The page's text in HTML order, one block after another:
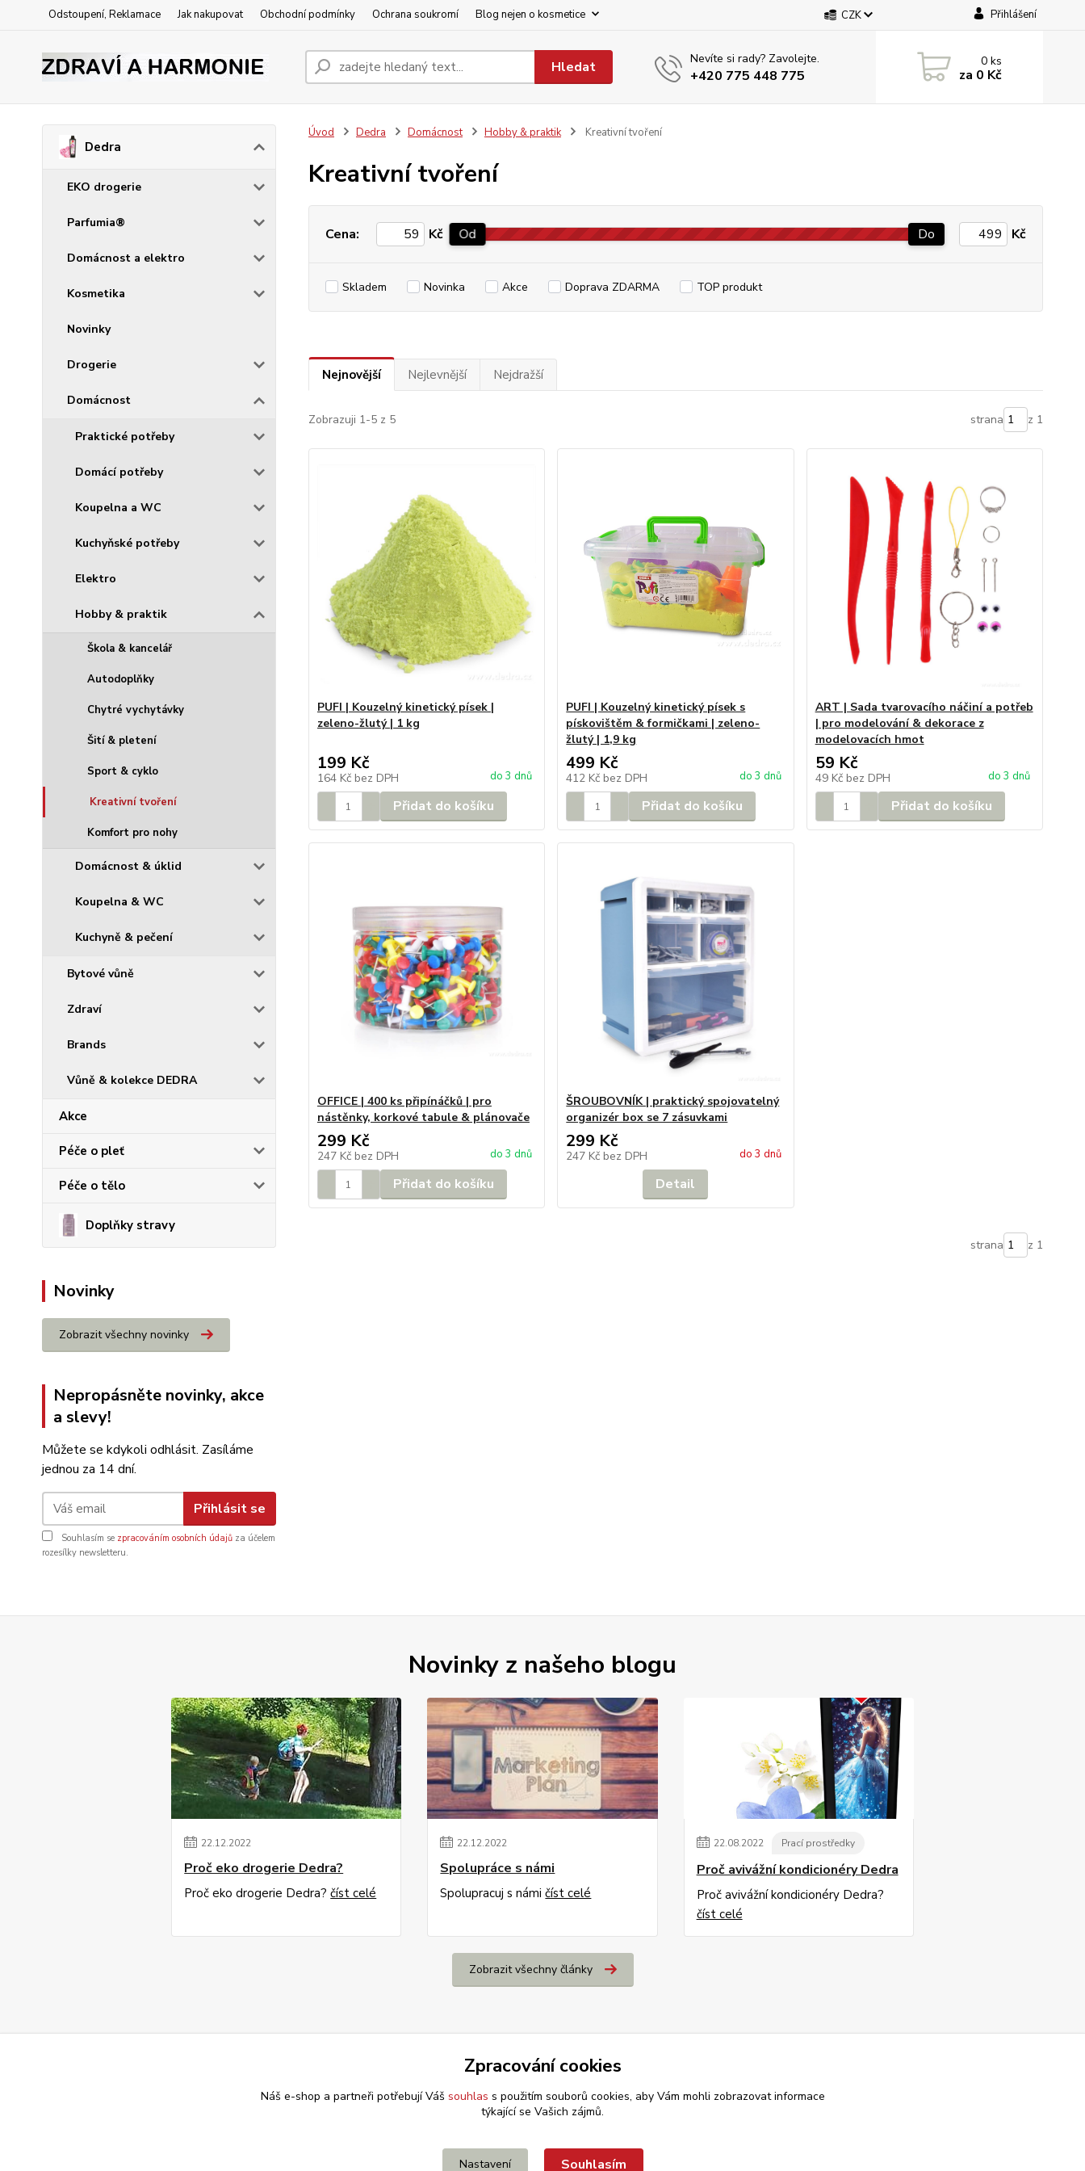
Odstoupení, Reklamace Jak nakupovat Obchodní podmínky Ochrana soukromí Blog nejen o kosmetice CZK Přihlášení
Hledat Nevíte si rady? Zavolejte.
+420 775 448 775
0ks
za 0 Kč
Dedra
EKO drogerie
Parfumia®
Domácnost a elektro
Kosmetika
Novinky
Drogerie
Domácnost
Praktické potřeby
Domácí potřeby
Koupelna a WC
Kuchyňské potřeby
Elektro
Hobby & praktik
Škola & kancelář
Autodoplňky
Chytré vychytávky
Šití & pletení
Sport & cyklo
Kreativní tvoření
Komfort pro nohy
Domácnost & úklid
Koupelna & WC
Kuchyně & pečení
Bytové vůně
Zdraví
Brands
Vůně & kolekce DEDRA
Akce
Péče o pleť
Péče o tělo
Doplňky stravy
Novinky
Zobrazit všechny novinky
Nepropásněte novinky, akce
a slevy!
Můžete se kdykoli odhlásit. Zasíláme
jednou za 14 dní.
Přihlásit se
Souhlasím se zpracováním osobních údajů za účelem
rozesílky newsletteru.
Úvod Dedra Domácnost Hobby & praktik Kreativní tvoření
Kreativní tvoření
Cena: Kč Od Do Kč
Skladem Novinka Akce Doprava ZDARMA TOP produkt
Nejnovější Nejlevnější Nejdražší
Zobrazuji 1-5 z 5 strana z 1
PUFI | Kouzelný kinetický písek |
zeleno-žlutý | 1 kg
199 Kč
164 Kč bez DPH do 3 dnů
Přidat do košíku
PUFI | Kouzelný kinetický písek s
pískovištěm & formičkami | zeleno-
žlutý | 1,9 kg
499 Kč
412 Kč bez DPH do 3 dnů
Přidat do košíku
ART | Sada tvarovacího náčiní a potřeb
| pro modelování & dekorace z
modelovacích hmot
59 Kč
49 Kč bez DPH do 3 dnů
Přidat do košíku
OFFICE | 400 ks připínáčků | pro
nástěnky, korkové tabule & plánovače
299 Kč
247 Kč bez DPH do 3 dnů
Přidat do košíku
ŠROUBOVNÍK | praktický spojovatelný
organizér box se 7 zásuvkami
299 Kč
247 Kč bez DPH do 3 dnů
Detail
strana z 1
Novinky z našeho blogu
22.12.2022
Proč eko drogerie Dedra?
Proč eko drogerie Dedra?číst celé
22.12.2022
Spolupráce s námi
Spolupracuj s námičíst celé
22.08.2022 Prací prostředky
Proč avivážní kondicionéry Dedra
Proč avivážní kondicionéry Dedra?
číst celé
Zobrazit všechny články
Zpracování cookies
Náš e-shop a partneři potřebují Váš souhlas s použitím souborů cookies, aby Vám mohli zobrazovat informace
týkající se Vašich zájmů.
Nastavení Souhlasím